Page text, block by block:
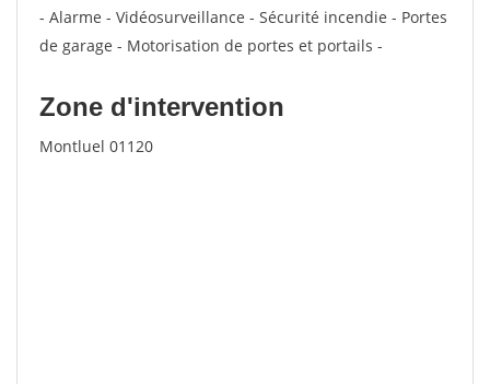
- Alarme - Vidéosurveillance - Sécurité incendie - Portes
de garage - Motorisation de portes et portails -
Zone d'intervention
Montluel 01120